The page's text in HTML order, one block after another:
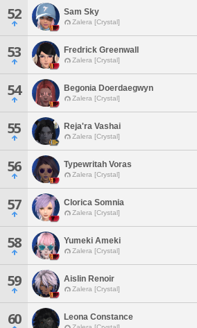
52 Sam Sky
Zalera [Crystal]
53 Fredrick Greenwall
Zalera [Crystal]
54 Begonia Doerdaegwyn
Zalera [Crystal]
55 Reja'ra Vashai
Zalera [Crystal]
56 Typewritah Voras
Zalera [Crystal]
57 Clorica Somnia
Zalera [Crystal]
58 Yumeki Ameki
Zalera [Crystal]
59 Aislin Renoir
Zalera [Crystal]
60 Leona Constance